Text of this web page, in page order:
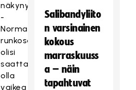
näkynyt.
-
Normaaliin
runkosarjapeliin
olisi
saattanut
olla
vaikea
Salibandyliito
n varsinainen
kokous
marraskuuss
a – näin
tapahtuvat